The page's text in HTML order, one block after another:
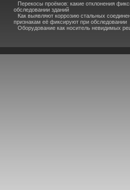
Перекосы проёмов: какие отклонения
обследовании зданий
Как выявляют коррозию стальных
признакам её фиксируют при обследовании
Оборудование как носитель невидимых